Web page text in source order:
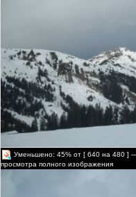
Уменьшено: 45% от [ 640 на 480 ]
просмотра полного изображения